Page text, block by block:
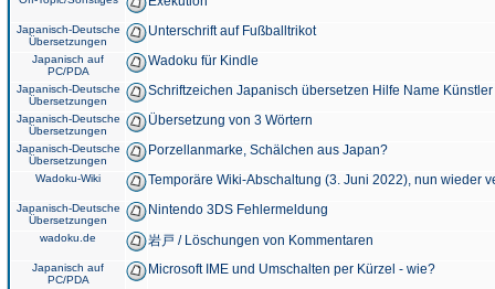
Japanisch-Deutsche
Übersetzungen
Unterschrift auf Fußballtrikot
Japanisch auf
PC/PDA
Wadoku für Kindle
Japanisch-Deutsche
Übersetzungen
Schriftzeichen Japanisch übersetzen Hilfe Name
Japanisch-Deutsche
Übersetzungen
Übersetzung von 3 Wörtern
Japanisch-Deutsche
Übersetzungen
Porzellanmarke, Schälchen aus Japan?
Wadoku-Wiki Temporäre Wiki-Abschaltung (3. Juni 2022), nun wieder
Japanisch-Deutsche
Übersetzungen
Nintendo 3DS Fehlermeldung
wadoku.de 岩戸 / Löschungen von Kommentaren
Japanisch auf
PC/PDA
Microsoft IME und Umschalten per Kürzel - wie?